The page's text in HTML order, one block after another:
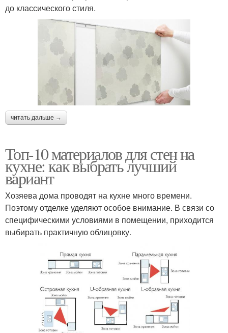
до классического стиля.
читать дальше →
Топ-10 материалов для стен на
кухне: как выбрать лучший
вариант
Хозяева дома проводят на кухне много времени.
Поэтому отделке уделяют особое внимание. В связи со
специфическими условиями в помещении, приходится
выбирать практичную облицовку.